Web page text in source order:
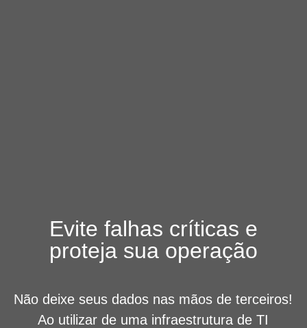
Evite falhas críticas e
proteja sua operação
Não deixe seus dados nas mãos de terceiros!
Ao utilizar de uma infraestrutura de TI